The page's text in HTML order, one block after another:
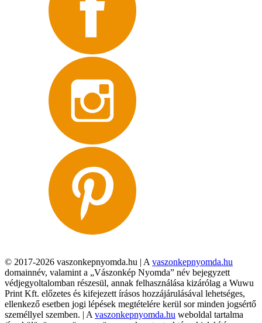
© 2017-2026 vaszonkepnyomda.hu | A vaszonkepnyomda.hu
domainnév, valamint a „Vászonkép Nyomda” név bejegyzett
védjegyoltalomban részesül, annak felhasználása kizárólag a Wuwu
Print Kft. előzetes és kifejezett írásos hozzájárulásával lehetséges,
ellenkező esetben jogi lépések megtételére kerül sor minden jogsértő
személlyel szemben. | A vaszonkepnyomda.hu weboldal tartalma